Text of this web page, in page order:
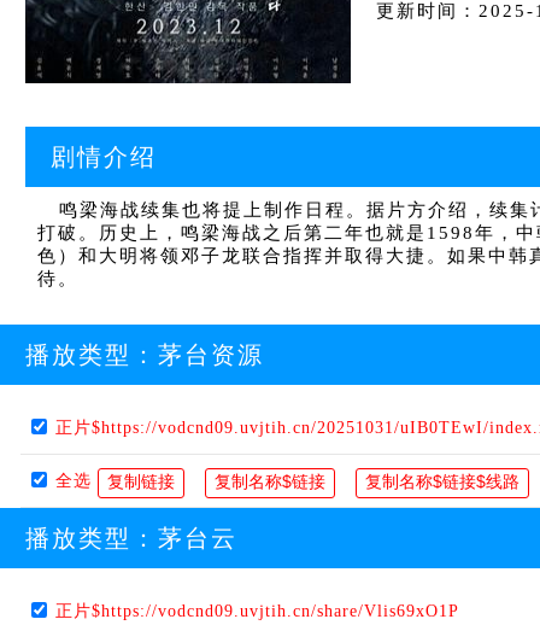
更新时间：
剧情介绍
鸣梁海战续集也将提上制作日程。据片方介绍，续集
打破。历史上，鸣梁海战之后第二年也就是1598年，
色）和大明将领邓子龙联合指挥并取得大捷。如果中
待。
播放类型： 茅台资源
正片$https://vodcnd09.uvjtih.cn/20251031/uIB0TEwI/
全选
播放类型： 茅台云
正片$https://vodcnd09.uvjtih.cn/share/Vlis69xO1P